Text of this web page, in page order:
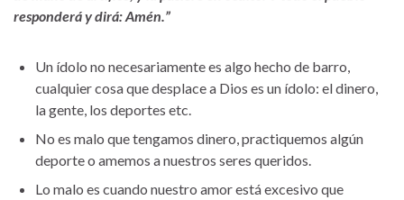
responderá y dirá: Amén.”
Un ídolo no necesariamente es algo hecho de barro,
cualquier cosa que desplace a Dios es un ídolo: el dinero,
la gente, los deportes etc.
No es malo que tengamos dinero, practiquemos algún
deporte o amemos a nuestros seres queridos.
Lo malo es cuando nuestro amor está excesivo que